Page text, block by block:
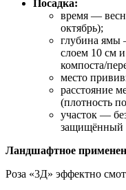
Посадка:
время —
октябрь);
глубина
слоем 10 см
компоста/
место
расстояние
(плотность
участок —
защищённый
Ландшафтное
Роза «3Д» эффектно